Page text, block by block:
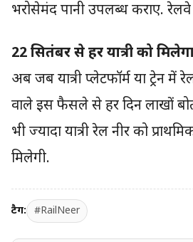
भरोसेमंद पानी उपलब्ध कराए.
22 सितंबर से हर यात्री को
अब जब यात्री प्लेटफॉर्म या ट्रेन में
वाले इस फैसले से हर दिन लाखों
भी ज्यादा यात्री रेल नीर को
मिलेगी.
टैग: #RailNeer